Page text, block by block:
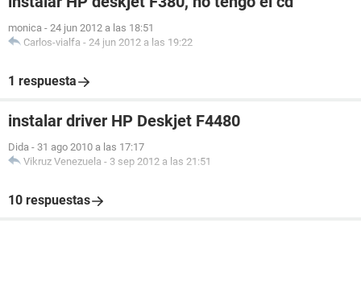
monica - 24 jun 2012 a las 18:51
Carlos-vialfa - 24 jun 2012 a las 19:22
1 respuesta
instalar driver HP Deskjet F4480
Dida - 31 ago 2010 a las 17:17
Vikruz Venezuela - 3 sep 2012 a las 21:51
10 respuestas